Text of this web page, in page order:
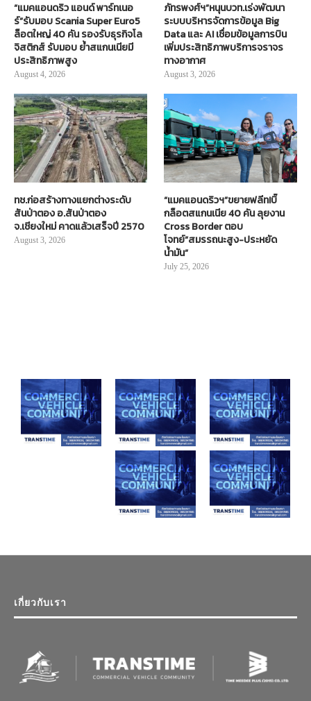
“แมคแอนดริว แอนด์ พาร์ทเนอ
ร์”รับมอบ Scania Super Euro5
ล็อตใหญ่ 40 คัน รองรับธุรกิจโล
จิสติกส์ รับมอบ ย้ำสแกนเนียมี
ประสิทธิภาพสูง
August 4, 2026
ภัทรพงศ์ฯ”หนุนบวท.เร่งพัฒนา
ระบบบริหารจัดการข้อมูล Big
Data และ AI เชื่อมข้อมูลการบิน
เพิ่มประสิทธิภาพบริการจราจร
ทางอากาศ
August 3, 2026
ทช.ก่อสร้างทางแยกต่างระดับ
สันป่าตอง อ.สันป่าตอง
จ.เชียงใหม่ คาดแล้วเสร็จปี 2570
August 3, 2026
“แมคแอนดริวฯ”ขยายฟลีท!บิ๊
กล็อตสแกนเนีย 40 คัน ลุยงาน
Cross Border ตอบ
โจทย์“สมรรถนะสูง-ประหยัด
น้ำมัน”
July 25, 2026
เกี่ยวกับเรา